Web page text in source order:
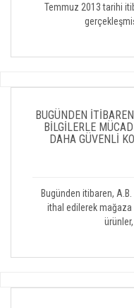
Temmuz 2013 tarihi
BUGÜNDEN
BİLGİLERLE
DAHA GÜVENLİ
Bugünden itibaren,
ithal edilerek